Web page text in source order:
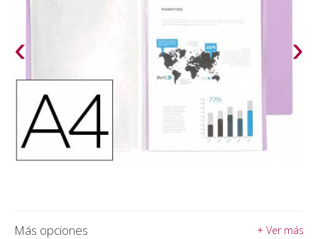
‹ ›
Más opciones + Ver más